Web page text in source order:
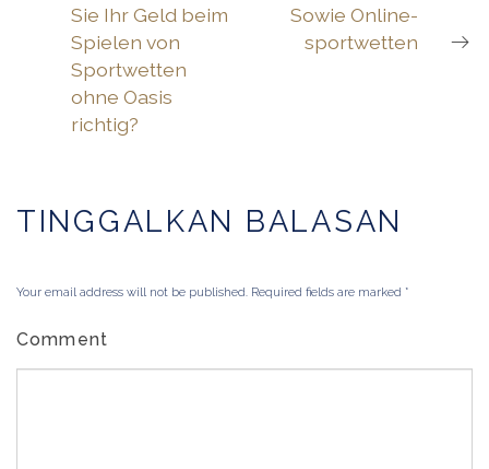
Sie Ihr Geld beim
Spielen von
Sportwetten
ohne Oasis
richtig?
Sowie Online-
sportwetten
TINGGALKAN BALASAN
Your email address will not be published. Required fields are marked *
Comment